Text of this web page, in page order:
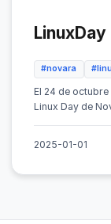
#novara
El 24 de octubre
Linux Day de
2025-01-01